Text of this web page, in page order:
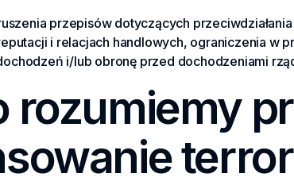
przepisów dotyczących
i relacjach handlowych, ograniczenia w
i/lub obronę przed dochodzeniami
rozumiemy